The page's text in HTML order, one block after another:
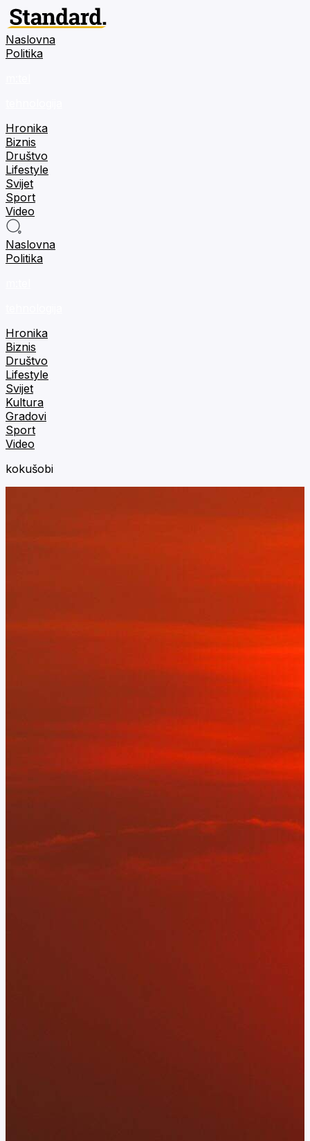
Naslovna
Politika
Hronika
Biznis
Društvo
Lifestyle
Svijet
Sport
Video
Naslovna
Politika
Hronika
Biznis
Društvo
Lifestyle
Svijet
Kultura
Gradovi
Sport
Video
kokušobi